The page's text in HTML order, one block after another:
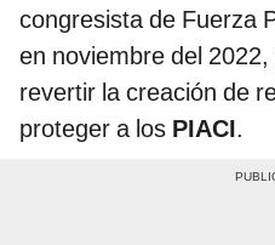
congresista de Fuerza
en noviembre del
revertir la creación de
proteger a los PIACI.